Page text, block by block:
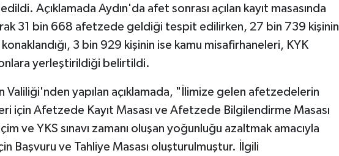
Açıklamada Aydın'da afet sonrası açılan kayıt masasında
31 bin 668 afetzede geldiği tespit edilirken, 27 bin 739 kişinin
konaklandığı, 3 bin 929 kişinin ise kamu misafirhaneleri, KYK
yerleştirildiği belirtildi.
Valiliği'nden yapılan açıklamada, "İlimize gelen afetzedelerin
için Afetzede Kayıt Masası ve Afetzede Bilgilendirme Masası
ve YKS sınavı zamanı oluşan yoğunluğu azaltmak amacıyla
Başvuru ve Tahliye Masası oluşturulmuştur. İlgili